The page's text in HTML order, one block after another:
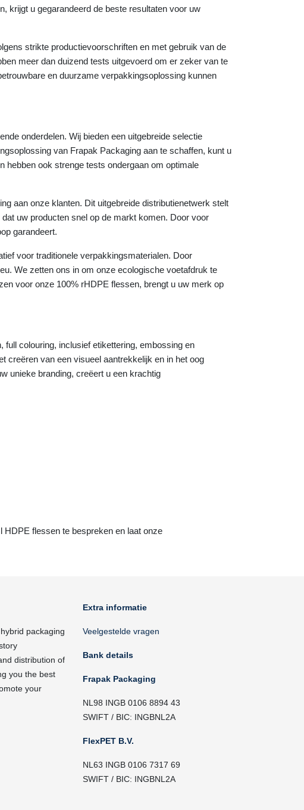
krijgt u gegarandeerd de beste resultaten voor uw
strikte productievoorschriften en met gebruik van de
meer dan duizend tests uitgevoerd om er zeker van te
en duurzame verpakkingsoplossing kunnen
onderdelen. Wij bieden een uitgebreide selectie
van Frapak Packaging aan te schaffen, kunt u
hebben ook strenge tests ondergaan om optimale
aan onze klanten. Dit uitgebreide distributienetwerk stelt
uw producten snel op de markt komen. Door voor
garandeert.
voor traditionele verpakkingsmaterialen. Door
We zetten ons in om onze ecologische voetafdruk te
voor onze 100% rHDPE flessen, brengt u uw merk op
colouring, inclusief etikettering, embossing en
creëren van een visueel aantrekkelijk en in het oog
unieke branding, creëert u een krachtig
flessen te bespreken en laat onze
packaging
distribution of
you the best
your
Extra informatie
Veelgestelde vragen
Bank details
Frapak Packaging
NL98 INGB 0106 8894 43
SWIFT / BIC: INGBNL2A
FlexPET B.V.
NL63 INGB 0106 7317 69
SWIFT / BIC: INGBNL2A